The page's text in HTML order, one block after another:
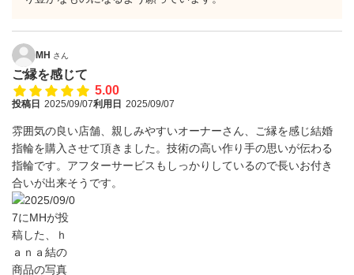
MH さん
ご縁を感じて
5.00
投稿日 2025/09/07利用日 2025/09/07
雰囲気の良い店舗、親しみやすいオーナーさん、ご縁を感じ結婚
指輪を購入させて頂きました。技術の高い作り手の思いが伝わる
指輪です。アフターサービスもしっかりしているので長いお付き
合いが出来そうです。